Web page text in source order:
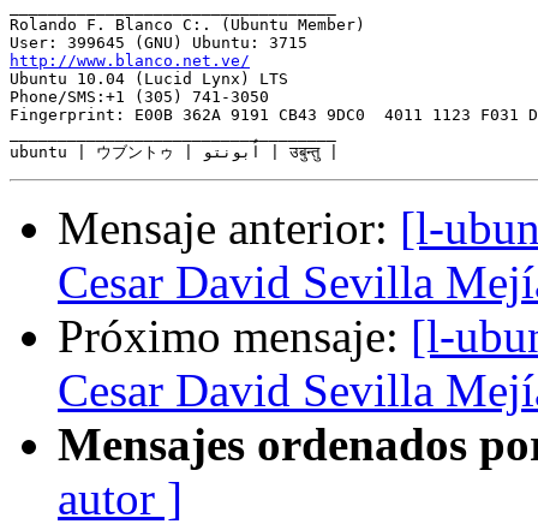
Rolando F. Blanco C:. (Ubuntu Member)
http://www.blanco.net.ve/
Ubuntu 10.04 (Lucid Lynx) LTS
Phone/SMS:+1 (305) 741-3050
Fingerprint: E00B 362A 9191 CB43 9DC0  4011 1123 F031
Mensaje anterior: [l-
Cesar David Sevilla
Próximo mensaje: [l-
Cesar David Sevilla
Mensajes ordenados
autor ]